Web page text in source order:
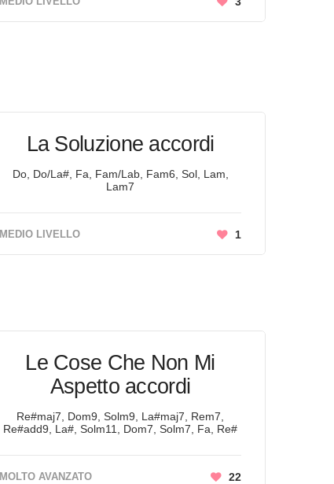
La Soluzione accordi
Do, Do/La#, Fa, Fam/Lab, Fam6, Sol, Lam,
Lam7
MEDIO LIVELLO 1
Le Cose Che Non Mi
Aspetto accordi
Re#maj7, Dom9, Solm9, La#maj7, Rem7,
Re#add9, La#, Solm11, Dom7, Solm7, Fa, Re#
MOLTO AVANZATO 22